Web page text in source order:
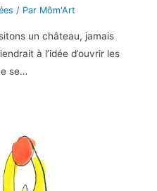
/ Par Môm'Art
un château, jamais
à l’idée d’ouvrir les
se…